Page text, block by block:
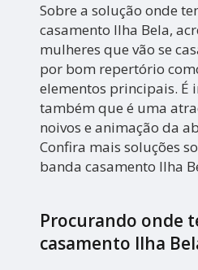
Sobre a solução onde
casamento Ilha Bela,
mulheres que vão se
por bom repertório
elementos principais. É
também que é uma
noivos e animação da
Confira mais soluções
banda casamento Ilha
Procurando onde
casamento Ilha